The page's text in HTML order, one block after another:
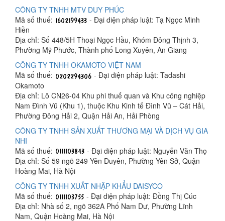
CÔNG TY TNHH MTV DUY PHÚC
Mã số thuế:
- Đại diện pháp luật: Tạ Ngọc Minh
Hiền
Địa chỉ: Số 448/5H Thoại Ngọc Hầu, Khóm Đông Thịnh 3,
Phường Mỹ Phước, Thành phố Long Xuyên, An Giang
CÔNG TY TNHH OKAMOTO VIỆT NAM
Mã số thuế:
- Đại diện pháp luật: Tadashi
Okamoto
Địa chỉ: Lô CN26-04 Khu phi thuế quan và Khu công nghiệp
Nam Đình Vũ (Khu 1), thuộc Khu Kinh tế Đình Vũ – Cát Hải,
Phường Đông Hải 2, Quận Hải An, Hải Phòng
CÔNG TY TNHH SẢN XUẤT THƯƠNG MẠI VÀ DỊCH VỤ GIA
NHI
Mã số thuế:
- Đại diện pháp luật: Nguyễn Văn Thọ
Địa chỉ: Số 59 ngõ 249 Yên Duyên, Phường Yên Sở, Quận
Hoàng Mai, Hà Nội
CÔNG TY TNHH XUẤT NHẬP KHẨU DAISYCO
Mã số thuế:
- Đại diện pháp luật: Đồng Thị Cúc
Địa chỉ: Nhà số 2, ngõ 362A Phố Nam Dư, Phường Lĩnh
Nam, Quận Hoàng Mai, Hà Nội